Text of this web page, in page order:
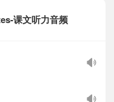
课文听力音频